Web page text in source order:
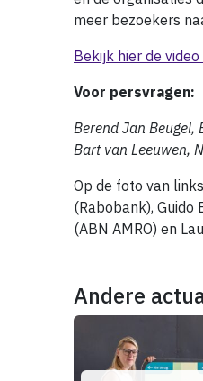
meer bezoekers
Bekijk hier de
Voor persvragen:
Berend Jan
Bart van Leeuwen,
Op de foto van
(Rabobank), Guido
(ABN AMRO) en
Andere